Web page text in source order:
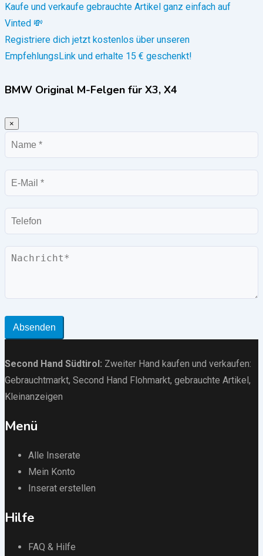
Kaufe und verkaufe gebrauchte Artikel ganz einfach auf
Vinted 💸
Registriere dich jetzt kostenlos über unseren
EmpfehlungsLink und erhalte 15 € geschenkt!
BMW Original M-Felgen für X3, X4
×
Name
E-
Mail
Telefon
Nachricht
Absenden
Second Hand Südtirol : Zweiter Hand kaufen und verkaufen:
Gebrauchtmarkt, Second Hand Flohmarkt, gebrauchte Artikel ,
Kleinanzeigen
Menü
Alle Inserate
Mein Konto
Inserat erstellen
Hilfe
FAQ & Hilfe